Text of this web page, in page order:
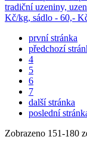
tradiční uzeniny,
Kč/kg, sádlo - 60,-
první stránka
předchozí
4
5
6
7
další stránka
poslední
Zobrazeno 151-180